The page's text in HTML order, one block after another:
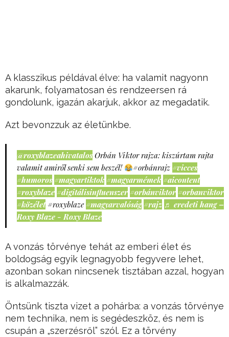
A klasszikus példával élve: ha valamit nagyonn
akarunk, folyamatosan és rendzeersen rá
gondolunk, igazán akarjuk, akkor az megadatik.
Azt bevonzzuk az életünkbe.
@roxyblazeahivatalos Orbán Viktor rajza: kiszúrtam rajta
valamit amiről senki sem beszél!
#orbánrajz #vicces
#humoros #magyartiktok #magyarmémek #aicontent
#roxyblaze #digitálisinfluenszer #orbánviktor #orbanviktor
#közélet #roxyblaze #magyarvalóság #rajz ♬ eredeti hang –
Roxy Blaze - Roxy Blaze
A vonzás törvénye tehát az emberi élet és
boldogság egyik legnagyobb fegyvere lehet,
azonban sokan nincsenek tisztában azzal, hogyan
is alkalmazzák.
Öntsünk tiszta vizet a pohárba: a vonzás törvénye
nem technika, nem is segédeszköz, és nem is
csupán a „szerzésről” szól. Ez a törvény